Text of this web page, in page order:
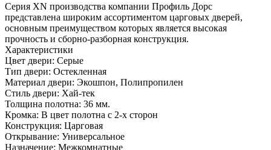
Серия ХN производства компании Профиль Дорс
представлена широким ассортиментом царговых дверей,
основным преимуществом которых является высокая
прочность и сборно-разборная конструкция.
Характеристики
Цвет двери: Серые
Тип двери: Остекленная
Материал двери: Экошпон, Полипропилен
Стиль двери: Хай-тек
Толщина полотна: 36 мм.
Кромка: В цвет полотна с 2-х сторон
Конструкция: Царговая
Открывание: Универсальное
Назначение: Межкомнатные